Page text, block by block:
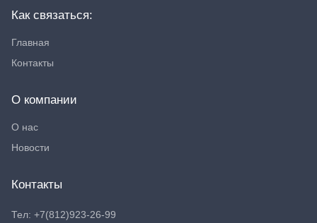
Как связаться:
Главная
Контакты
О компании
О нас
Новости
Контакты
Тел: +7(812)923-26-99